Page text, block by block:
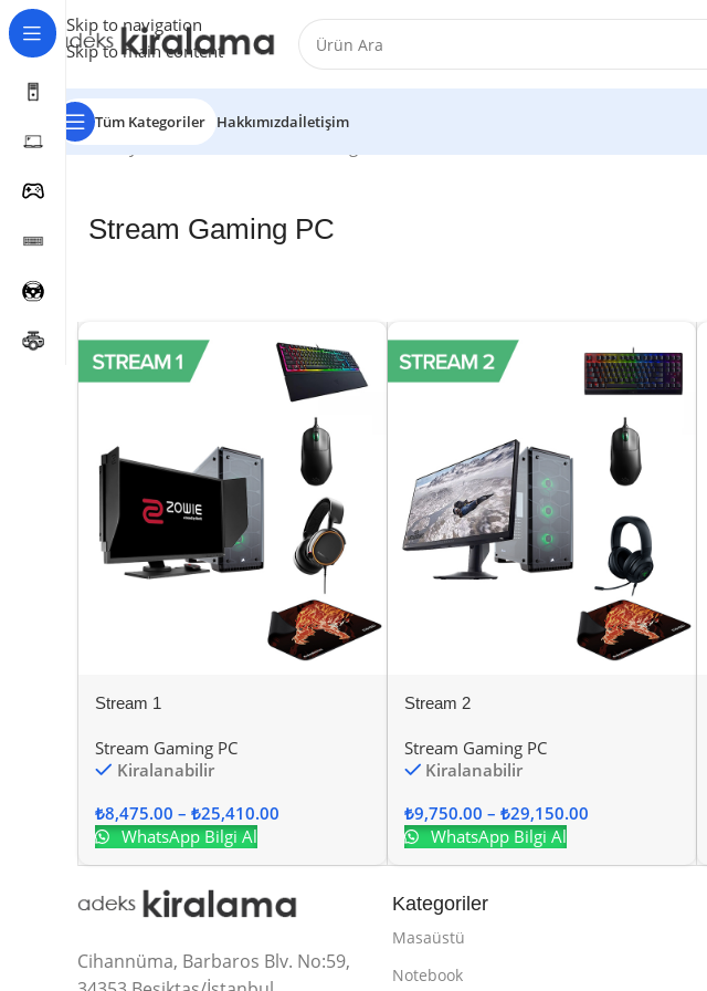
Skip to navigation
Skip to main content
Tüm Kategoriler Hakkımızdaİletişim
Ana Sayfa Masaüstü
Stream Gaming PC
Stream 1
Stream Gaming PC
Kiralanabilir
₺8,475.00 – ₺25,410.00
WhatsApp Bilgi Al
Stream 2
Stream Gaming PC
Kiralanabilir
₺9,750.00 – ₺29,150.00
WhatsApp Bilgi Al
Cihannüma, Barbaros Blv. No:59,
Kategoriler
Masaüstü
Notebook